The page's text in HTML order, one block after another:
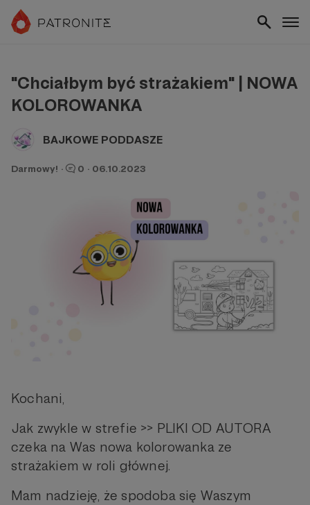
"Chciałbym być strażakiem" | NOWA
KOLOROWANKA
BAJKOWE PODDASZE
Darmowy! · 0 · 06.10.2023
Kochani,
Jak zwykle w strefie >> PLIKI OD AUTORA
czeka na Was nowa kolorowanka ze
strażakiem w roli głównej.
Mam nadzieję, że spodoba się Waszym